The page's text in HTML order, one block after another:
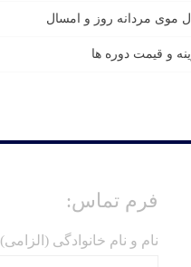
موی مردانه روز و امسال
و قیمت دوره ها
فرم تماس:
نام و نام خانوادگی (الزامی)